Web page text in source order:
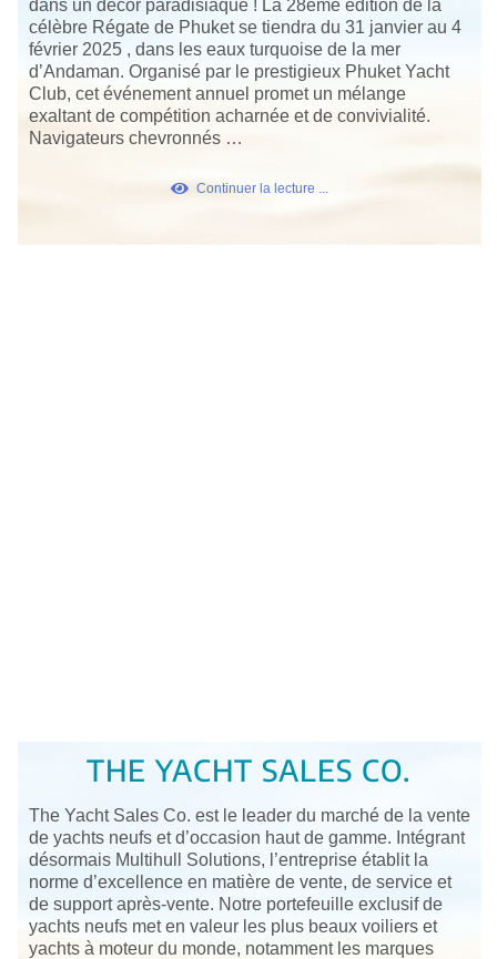
dans un décor paradisiaque ! La 28ème édition de la
célèbre Régate de Phuket se tiendra du 31 janvier au 4
février 2025 , dans les eaux turquoise de la mer
d’Andaman. Organisé par le prestigieux Phuket Yacht
Club, cet événement annuel promet un mélange
exaltant de compétition acharnée et de convivialité.
Navigateurs chevronnés …
Continuer la lecture ...
THE YACHT SALES CO.
The Yacht Sales Co. est le leader du marché de la vente
de yachts neufs et d’occasion haut de gamme. Intégrant
désormais Multihull Solutions, l’entreprise établit la
norme d’excellence en matière de vente, de service et
de support après-vente. Notre portefeuille exclusif de
yachts neufs met en valeur les plus beaux voiliers et
yachts à moteur du monde, notamment les marques